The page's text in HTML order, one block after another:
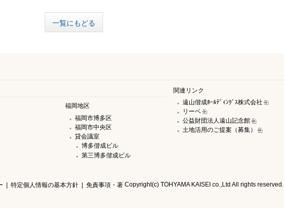
一覧にもどる
福岡地区
福岡市博多区
福岡市中央区
貸会議室
博多偕成ビル
第三博多偕成ビル
関連リンク
遠山偕成ﾎｰﾙﾃﾞｨﾝｸﾞｽ株式会社
リーベ
公益財団法人遠山記念館
土地活用のご提案（募集）
| 特定個人情報の基本方針 | 免責事項・著 Copyright(c) TOHYAMA KAISEI co.,Ltd All rights reserved.